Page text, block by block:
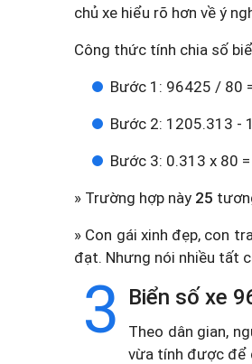
chủ xe hiểu rõ hơn về ý
Công thức tính chia số
Bước 1: 96425 / 80
Bước 2: 1205.313 -
Bước 3: 0.313 x 80 =
» Trường hợp này 25
» Con gái xinh đẹp, con
đạt. Nhưng nói nhiều tất
3 Biển số xe
Theo dân gian,
vừa tính được để